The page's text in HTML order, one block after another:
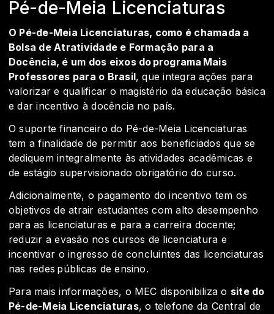
Pé-de-Meia Licenciaturas
O Pé-de-Meia Licenciaturas, como é chamada a
Bolsa de Atratividade e Formação para a
Docência, é um dos eixos do programa Mais
Professores para o Brasil, que integra ações para
valorizar e qualificar o magistério da educação básica
e dar incentivo à docência no país.
O suporte financeiro do Pé-de-Meia Licenciaturas
tem a finalidade de permitir aos beneficiados que se
dediquem integralmente às atividades acadêmicas e
de estágio supervisionado obrigatório do curso.
Adicionalmente, o pagamento do incentivo tem os
objetivos de atrair estudantes com alto desempenho
para as licenciaturas e para a carreira docente;
reduzir a evasão nos cursos de licenciatura e
incentivar o ingresso de concluintes das licenciaturas
nas redes públicas de ensino.
Para mais informações, o MEC disponibiliza o site do
Pé-de-Meia Licenciaturas, o telefone da Central de